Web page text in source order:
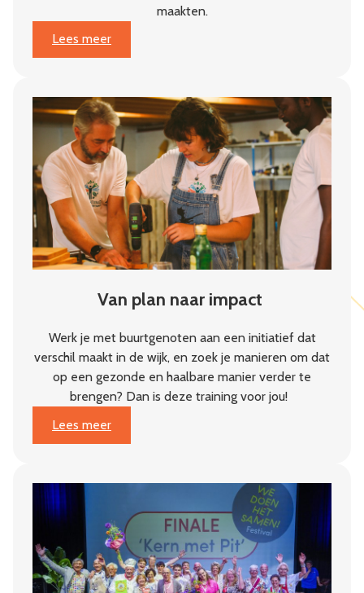
maakten.
Lees meer
:
Jaarbericht
Weerbaarheid
begint
in
de
buurt
Van plan naar impact
Werk je met buurtgenoten aan een initiatief dat
verschil maakt in de wijk, en zoek je manieren om dat
op een gezonde en haalbare manier verder te
brengen? Dan is deze training voor jou!
Lees meer
:
Van
naar
impact